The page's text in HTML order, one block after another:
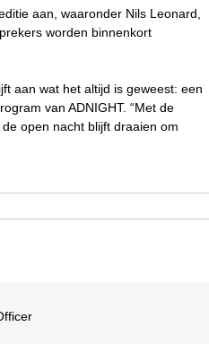
aan, waaronder Nils Leonard,
worden binnenkort
aan wat het altijd is geweest: een
van ADNIGHT. “Met de
open nacht blijft draaien om